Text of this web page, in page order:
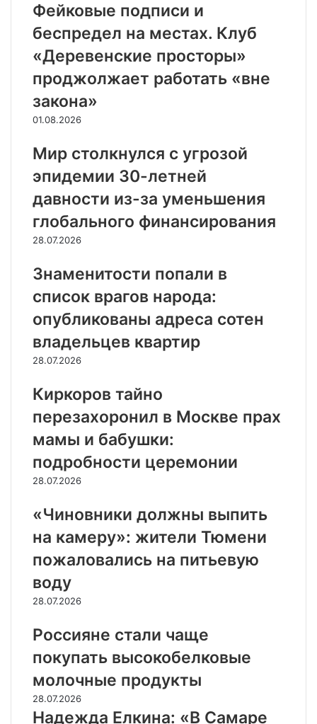
Фейковые подписи и
беспредел на местах. Клуб
«Деревенские просторы»
проджолжает работать «вне
закона»
01.08.2026
Мир столкнулся с угрозой
эпидемии 30-летней
давности из-за уменьшения
глобального финансирования
28.07.2026
Знаменитости попали в
список врагов народа:
опубликованы адреса сотен
владельцев квартир
28.07.2026
Киркоров тайно
перезахоронил в Москве прах
мамы и бабушки:
подробности церемонии
28.07.2026
«Чиновники должны выпить
на камеру»: жители Тюмени
пожаловались на питьевую
воду
28.07.2026
Россияне стали чаще
покупать высокобелковые
молочные продукты
28.07.2026
Надежда Елкина: «В Самаре